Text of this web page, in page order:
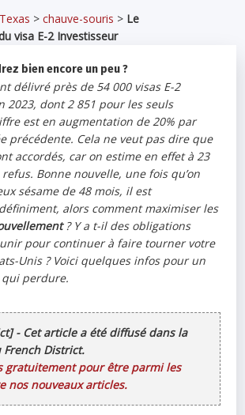
Texas >chauve-souris > Le
visa E-2 Investisseur
bien encore un peu ?
délivré près de 54 000 visas E-2
2023, dont 2 851 pour les seuls
est en augmentation de 20% par
précédente. Cela ne veut pas dire que
accordés, car on estime en effet à 23
Bonne nouvelle, une fois qu’on
sésame de 48 mois, il est
alors comment maximiser les
? Y a t-il des obligations
pour continuer à faire tourner votre
Unis ? Voici quelques infos pour un
perdure.
- Cet article a été diffusé dans la
District.
gratuitement pour être parmi les
nos nouveaux articles.